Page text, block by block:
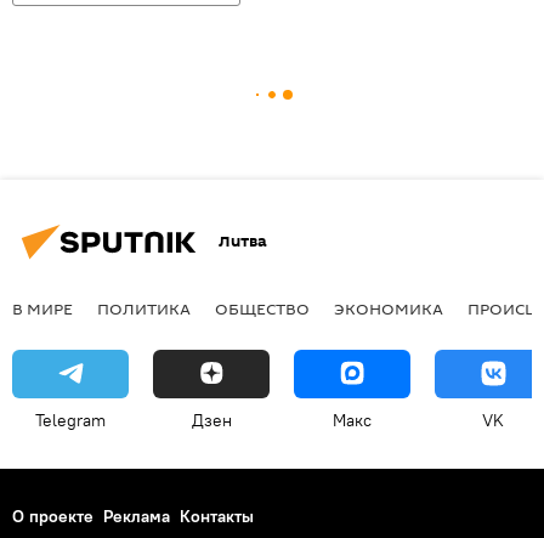
Литва
В МИРЕ ПОЛИТИКА ОБЩЕСТВО ЭКОНОМИКА
Telegram Дзен Макс VK
О проекте Реклама Контакты